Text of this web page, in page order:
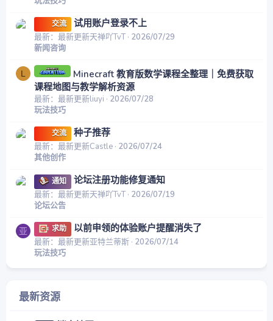
交流 试用账户登录不上
最新：最新更新天禅吖TvT 2026/07/29
新闻咨询
L
Minecraft 教育版数学课程全整理｜免费获取
课程地图与教学解析资源
最新：最新更新liuyi
2026/07/28
玩法技巧
交流 种子推荐
最新：最新更新Castle 2026/07/24
其他创作
通知 论坛注册功能修复通知
最新：最新更新天禅吖TvT 2026/07/19
论坛公告
亚 求助 以前申领的体验账户提醒消失了
最新：最新更新亚特兰蒂斯 2026/07/14
玩法技巧
最新资源